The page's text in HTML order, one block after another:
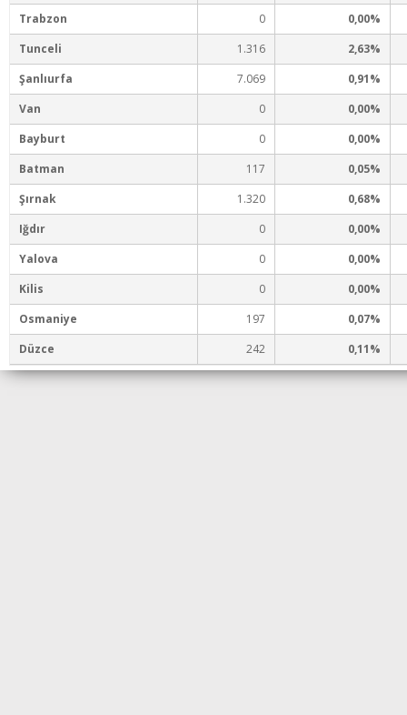
Trabzon
0
0,00%
Tunceli
1.316
2,63%
Şanlıurfa
7.069
0,91%
Van
0
0,00%
Bayburt
0
0,00%
Batman
117
0,05%
Şırnak
1.320
0,68%
Iğdır
0
0,00%
Yalova
0
0,00%
Kilis
0
0,00%
Osmaniye
197
0,07%
Düzce
242 0,11%